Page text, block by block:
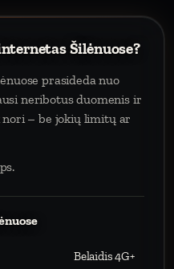
Šilėnuose?
prasideda nuo
neribotus duomenis ir
– be jokių limitų ar
Belaidis 4G+